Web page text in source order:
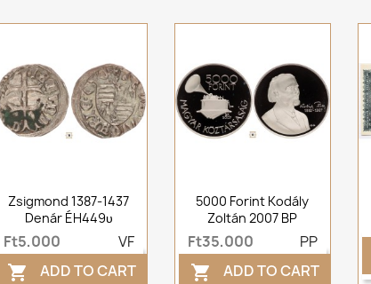
Zsigmond 1387-1437
Denár ÉH449υ
Ft5,000 VF
 ADD TO CART
5000 Forint Kodály
Zoltán 2007 BP
Ft35,000 PP
 ADD TO CART